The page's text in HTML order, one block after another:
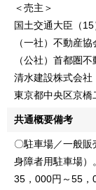
＜売主＞
国土交通大臣（
（一社）不動産協
（公社）首都圏
清水建設株式会社
東京都中央区京橋
共通概要備考
〇駐車場／一般販
身障者用駐車場）
35，000円～55